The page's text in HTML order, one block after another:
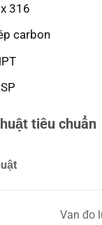
316
carbon
tiêu chuẩn
Van đo